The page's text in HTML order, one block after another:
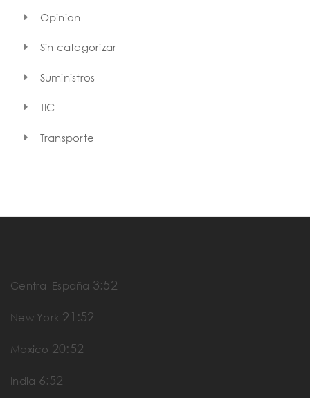
Opinion
Sin categorizar
Suministros
TIC
Transporte
Central España 3:52
New York 21:52
Mexico 20:52
India 6:52